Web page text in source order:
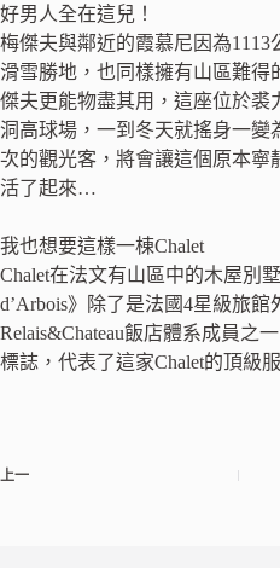
好男人全在這兒！
梅傑夫與鄰近的霞慕尼因為1113
滑雪勝地，也同樣擁有山區難得
傑夫更能物盡其用，這座位於裘
洞高球場，一到冬天就搖身一變
次的觀光客，將會讓這個原本寧
活了起來…
我也想要這樣一棟Chalet
Chalet在法文有山區中的木屋別
d’Arbois》除了是法國4星級旅館
Relais&Chateau飯店體系成員之
標誌，代表了這家Chalet的頂級
上一